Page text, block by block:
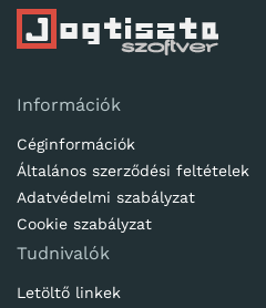
Információk
Céginformációk
Általános szerződési feltételek
Adatvédelmi szabályzat
Cookie szabályzat
Tudnivalók
Letöltő linkek